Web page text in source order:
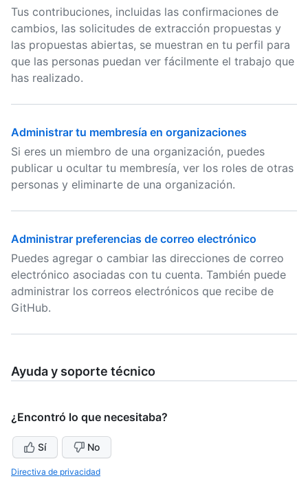
Tus contribuciones, incluidas las confirmaciones de
cambios, las solicitudes de extracción propuestas y
las propuestas abiertas, se muestran en tu perfil para
que las personas puedan ver fácilmente el trabajo que
has realizado.
Administrar tu membresía en organizaciones
Si eres un miembro de una organización, puedes
publicar u ocultar tu membresía, ver los roles de otras
personas y eliminarte de una organización.
Administrar preferencias de correo electrónico
Puedes agregar o cambiar las direcciones de correo
electrónico asociadas con tu cuenta. También puede
administrar los correos electrónicos que recibe de
GitHub.
Ayuda y soporte técnico
¿Encontró lo que necesitaba?
Sí No
Directiva de privacidad